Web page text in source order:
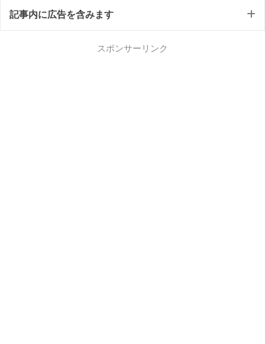
記事内に広告を含みます
スポンサーリンク